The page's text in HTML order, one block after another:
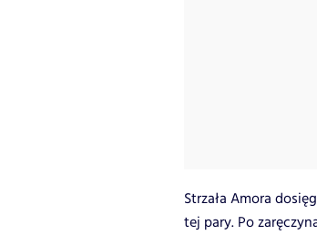
Strzała Amora
tej pary. Po